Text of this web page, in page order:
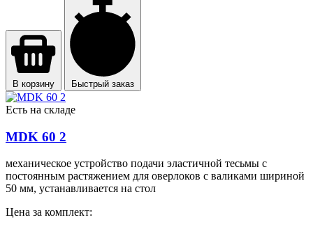
В корзину Быстрый заказ
Есть на складе
MDK 60 2
механическое устройство подачи эластичной тесьмы с
постоянным растяжением для оверлоков с валиками шириной
50 мм, устанавливается на стол
Цена за комплект: